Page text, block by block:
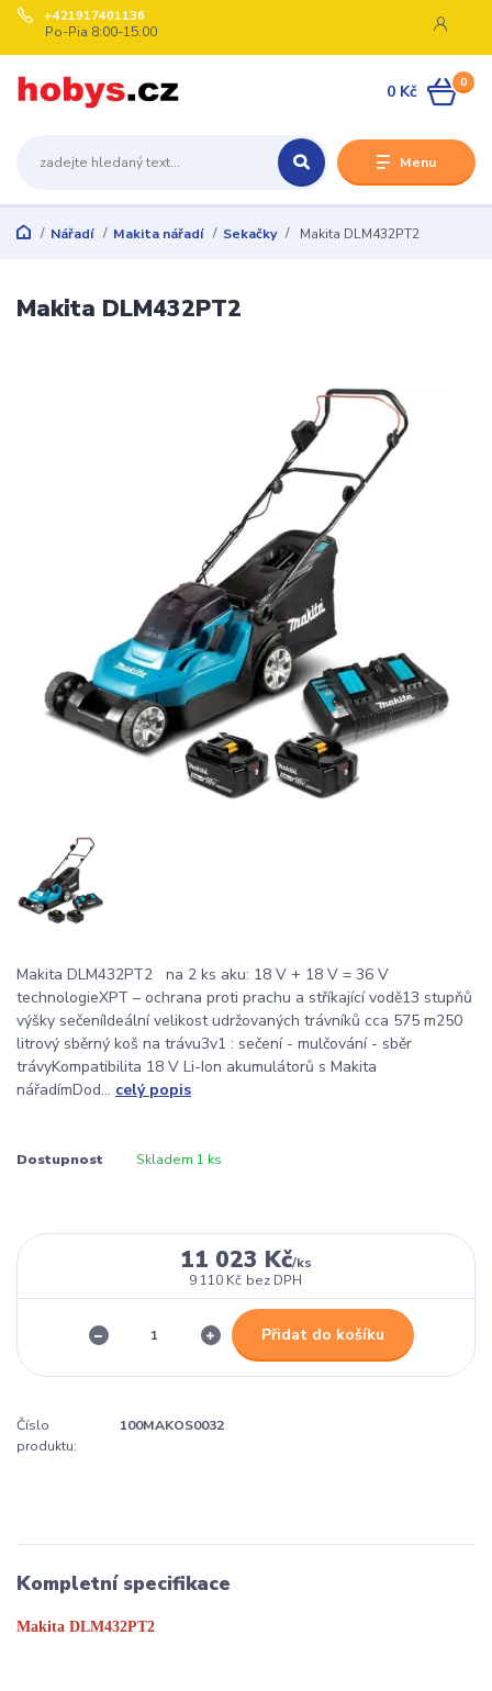
Menu
+421917401136
Po-Pia 8:00-15:00
0
0 Kč
Nářadí Makita nářadí Sekačky Makita DLM432PT2
Makita DLM432PT2
Makita DLM432PT2 na 2 ks aku: 18 V + 18 V = 36 V
technologieXPT – ochrana proti prachu a stříkající vodě13 stupňů
výšky sečeníIdeální velikost udržovaných trávníků cca 575 m250
litrový sběrný koš na trávu3v1 : sečení - mulčování - sběr
trávyKompatibilita 18 V Li-Ion akumulátorů s Makita
nářadímDod... celý popis
Dostupnost Skladem 1 ks
11 023 Kč/ks
9 110 Kč bez DPH
Přidat do košíku
Číslo
produktu:
100MAKOS0032
Kompletní specifikace
Makita DLM432PT2